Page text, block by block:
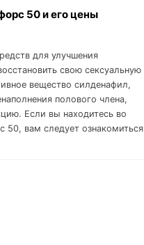
50 и его цены
для улучшения
свою сексуальную
вещество силденафил,
полового члена,
Если вы находитесь во
50, вам следует ознакомиться